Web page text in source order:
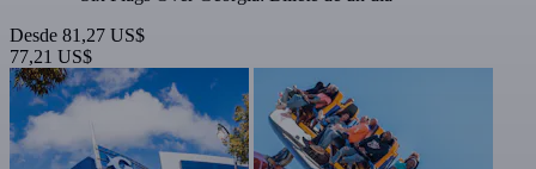
Desde 81,27 US$
77,21 US$